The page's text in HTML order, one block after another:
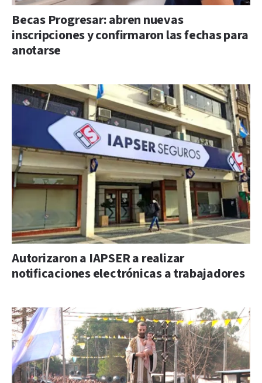
Becas Progresar: abren nuevas
inscripciones y confirmaron las fechas para
anotarse
Autorizaron a IAPSER a realizar
notificaciones electrónicas a trabajadores